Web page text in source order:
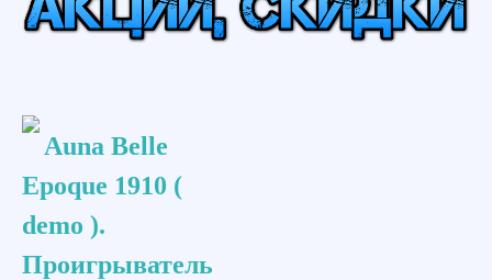
Auna Belle
Epoque 1910 (
demo ).
Проигрыватель